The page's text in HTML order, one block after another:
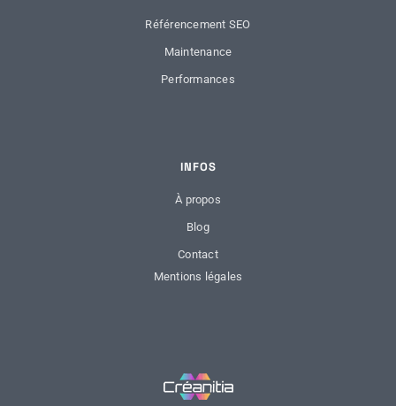
Référencement SEO
Maintenance
Performances
INFOS
À propos
Blog
Contact
Mentions légales